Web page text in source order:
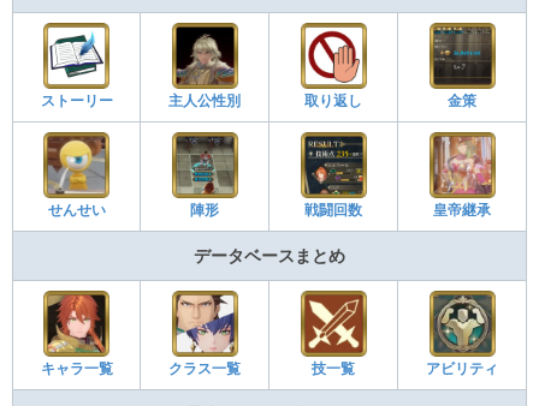
ストーリー 主人公性別 取り返し 金策
せんせい 陣形 戦闘回数 皇帝継承
データベースまとめ
キャラ一覧 クラス一覧 技一覧 アビリティ